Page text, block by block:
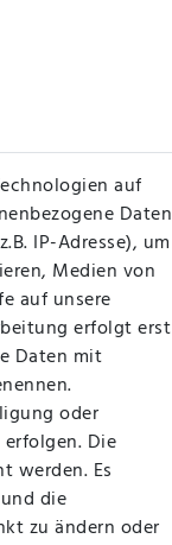
Betten,
Sie
auf
eine solide
richtig.
in
auf
Daten
IP-Adresse), um
Medien von
auf unsere
erfolgt erst
Daten mit
oder
Die
werden. Es
die
zu ändern oder